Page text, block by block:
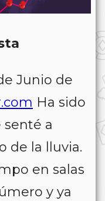
Junio de
Ha sido
senté a
de la lluvia.
en salas
y ya